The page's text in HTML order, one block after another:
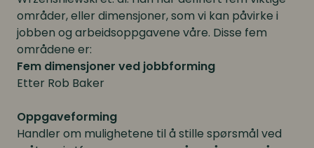
områder, eller dimensjoner, som vi kan påvirke i
jobben og arbeidsoppgavene våre. Disse fem
områdene er:
Fem dimensjoner ved jobbforming
Etter Rob Baker
Oppgaveforming
Handler om mulighetene til å stille spørsmål ved